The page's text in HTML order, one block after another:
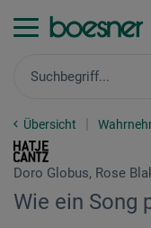
Übersicht
Doro Globus, Rose
Wie ein Song